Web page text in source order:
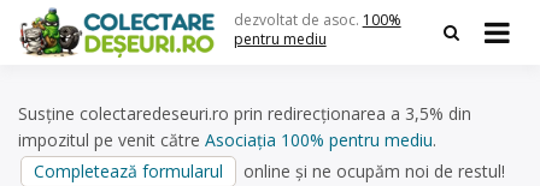
content
dezvoltat de asoc. 100%
pentru mediu
Susține colectaredeseuri.ro prin redirecționarea a 3,5% din
impozitul pe venit către Asociația 100% pentru mediu.
Completează formularul
online și ne ocupăm noi de restul!